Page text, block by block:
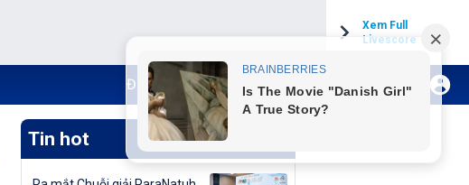
Xem Full
Livescore
Đăng ký Internet TH VTVCab Xem Live
Tin hot